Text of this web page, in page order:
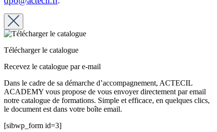
Télécharger le catalogue
Recevez le catalogue par e-mail
Dans le cadre de sa démarche d’accompagnement, ACTECIL
ACADEMY vous propose de vous envoyer directement par email
notre catalogue de formations. Simple et efficace, en quelques clics,
le document est dans votre boîte email.
[sibwp_form id=3]